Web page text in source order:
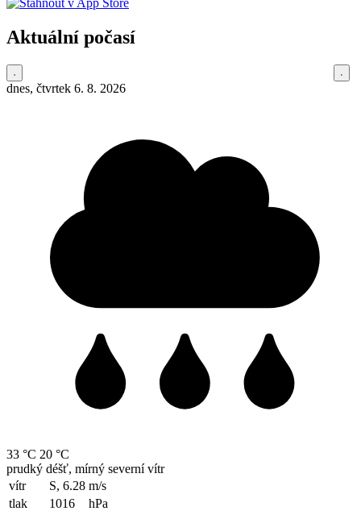
Aktuální počasí
dnes, čtvrtek 6. 8. 2026
33 °C 20 °C
prudký déšť, mírný severní vítr
vítr
S, 6.28 m/s
tlak
1016
hPa